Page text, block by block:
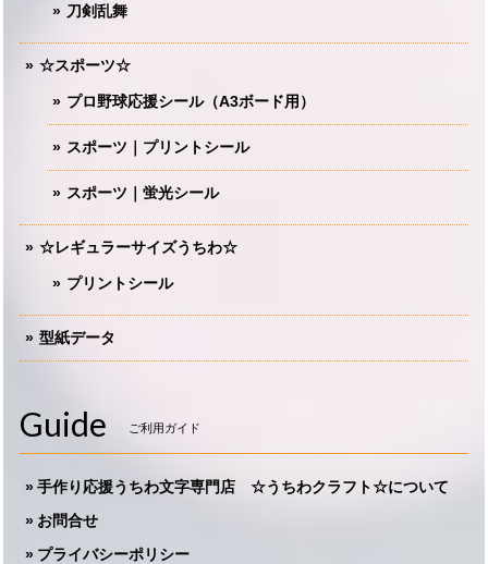
刀剣乱舞
☆スポーツ☆
プロ野球応援シール（A3ボード用）
スポーツ｜プリントシール
スポーツ｜蛍光シール
☆レギュラーサイズうちわ☆
プリントシール
型紙データ
Guide ご利用ガイド
手作り応援うちわ文字専門店 ☆うちわクラフト☆について
お問合せ
プライバシーポリシー